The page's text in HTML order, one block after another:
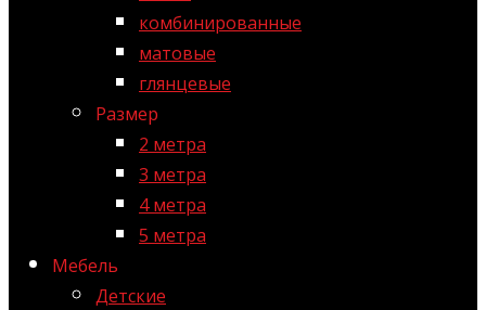
комбинированные
матовые
глянцевые
Размер
2 метра
3 метра
4 метра
5 метра
Мебель
Детские